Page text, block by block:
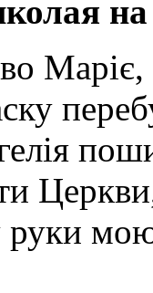
на
руки